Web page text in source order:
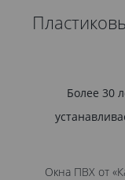
Более 30
Окна ПВХ от